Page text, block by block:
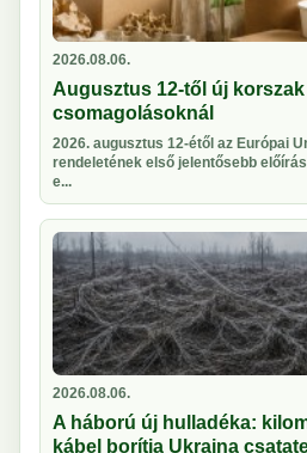
2026.08.06.
Augusztus 12-től új
csomagolásoknál
2026. augusztus 12-étől az Európai
rendeletének első jelentősebb
e...
2026.08.06.
A háború új hulladéka:
kábel borítja Ukrajna